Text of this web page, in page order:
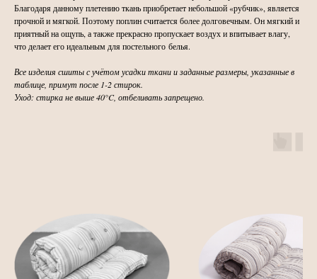
Благодаря данному плетению ткань приобретает небольшой «рубчик», является
прочной и мягкой. Поэтому поплин считается более долговечным. Он мягкий и
приятный на ощупь, а также прекрасно пропускает воздух и впитывает влагу,
что делает его идеальным для постельного белья.
Все изделия сшиты с учётом усадки ткани и заданные размеры, указанные в
таблице, примут после 1-2 стирок.
Уход: стирка не выше 40°C, отбеливать запрещено.